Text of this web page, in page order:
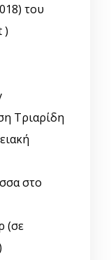
του
)
Τριαρίδη
στο
(σε